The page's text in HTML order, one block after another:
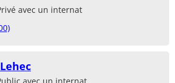
avec un internat